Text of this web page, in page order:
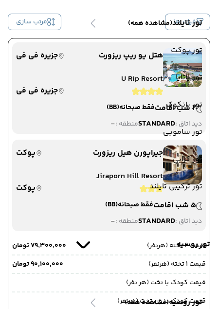
تور تایلند(مشاهده همه)
تور پوکت
تور پاتایا
تور بانکوک
تور سامویی
تور کرابی
تور ترکیبی تایلند
تور روسیه
تور روسیه(مشاهده همه)
فیلتر ها مرتب سازی
هتل یو ریپ ریزورت
جزیره فی فی
U Rip Resort
جزیره فی فی
2 شب اقامت
فقط صبحانه(BB)
دید اتاق :STANDARDمنطقه :-
جیراپورن هیل ریزورت
پوکت
Jiraporn Hill Resort
پوکت
5 شب اقامت
فقط صبحانه(BB)
دید اتاق :STANDARDمنطقه :-
قیمت 2 تخته (هرنفر)
۷۹٬۳۰۰٬۰۰۰ تومان
قیمت 1 تخته (هرنفر)
۹۰٬۱۰۰٬۰۰۰ تومان
قیمت کودک با تخت (هر نفر)
قیمت کودک بدون تخت (هرنفر)